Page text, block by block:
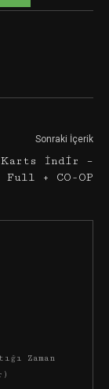
Sonraki İçerik
Karts İndir –
Full + CO-OP
Zaman